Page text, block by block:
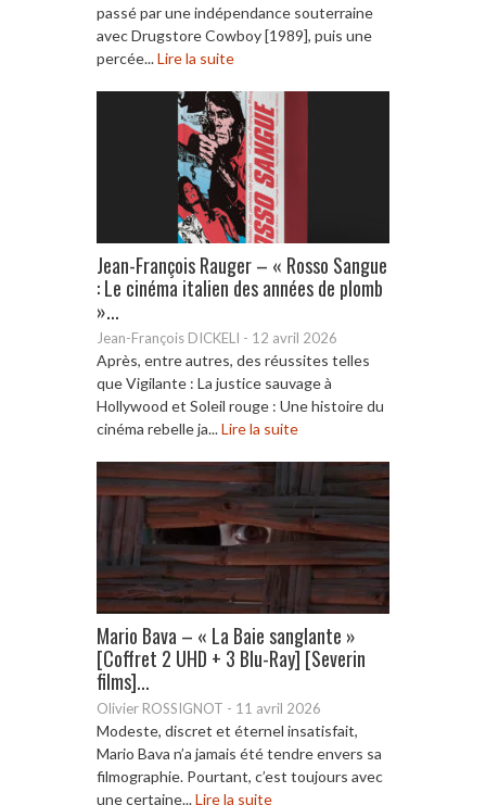
passé par une indépendance souterraine
avec Drugstore Cowboy [1989], puis une
percée...Lire la suite
Jean-François Rauger – « Rosso Sangue
: Le cinéma italien des années de plomb
»...
Jean-François DICKELI - 12 avril 2026
Après, entre autres, des réussites telles
que Vigilante : La justice sauvage à
Hollywood et Soleil rouge : Une histoire du
cinéma rebelle ja...Lire la suite
Mario Bava – « La Baie sanglante »
[Coffret 2 UHD + 3 Blu-Ray] [Severin
films]...
Olivier ROSSIGNOT - 11 avril 2026
Modeste, discret et éternel insatisfait,
Mario Bava n’a jamais été tendre envers sa
filmographie. Pourtant, c’est toujours avec
une certaine...Lire la suite